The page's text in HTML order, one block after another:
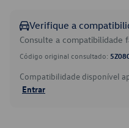
Verifique a
Consulte a compatibilidade
Código original consultado:
Compatibilidade disponível
Entrar